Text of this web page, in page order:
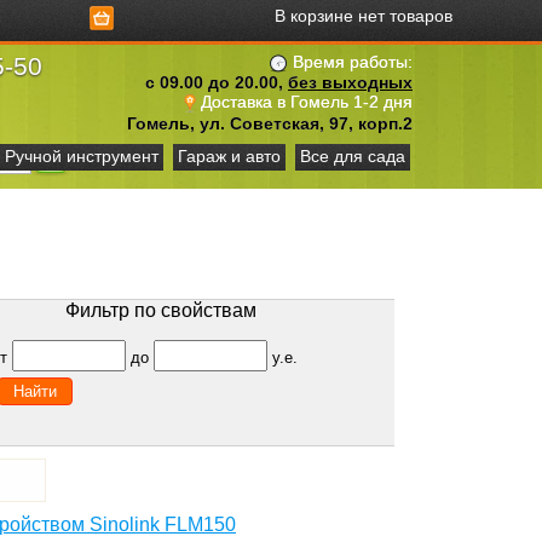
В корзине нет товаров
Время работы:
с 09.00 до 20.00, без выходных
Доставка в Гомель 1-2 дня
Гомель, ул. Советская, 97, корп.2
50
Ручной инструмент Гараж и авто Все для сада
Фильтр по свойствам
до у.е.
Sinolink FLM150